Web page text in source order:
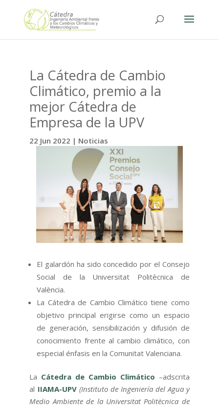
La Cátedra de Cambio
Climático, premio a la
mejor Cátedra de
Empresa de la UPV
22 Jun 2022 | Noticias
El galardón ha sido concedido por el Consejo
Social de la Universitat Politècnica de
València.
La Cátedra de Cambio Climático tiene como
objetivo principal erigirse como un espacio
de generación, sensibilización y difusión de
conocimiento frente al cambio climático, con
especial énfasis en la Comunitat Valenciana.
La Cátedra de Cambio Climático –adscrita
al IIAMA-UPV (Instituto de Ingeniería del Agua y
Medio Ambiente de la Universitat Politècnica de